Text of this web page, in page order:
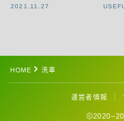
2021.11.27
HOME 洗車
運営者情報